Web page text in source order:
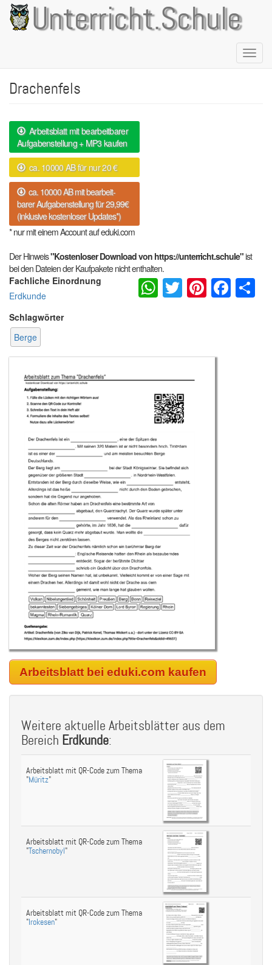
Direkt
zum
Inhalt
Unterricht.Schule
Drachenfels
Arbeitsblatt mit bearbeitbarer
Aufgabenstellung + MP3 kaufen
ca. 10000 AB für nur 20 €
ca. 10000 AB mit bearbeit-
barer Aufgabenstellung für 29,99€
(inklusive kostenloser Updates*)
* nur mit einem Account auf eduki.com
Der Hinweis"Kostenloser Download von https://unterricht.schule"ist
bei den Dateien der Kaufpakete nicht enthalten.
Fachliche Einordnung
Erdkunde
Schlagwörter
Berge
WhatsApp
Twitter
Arbeitsblatt bei eduki.com kaufen
Weitere aktuelle Arbeitsblätter aus dem
Bereich Erdkunde:
Arbeitsblatt mit QR-Code zum Thema
"Müritz"
Arbeitsblatt mit QR-Code zum Thema
"Tschernobyl"
Arbeitsblatt mit QR-Code zum Thema
"Irokesen"